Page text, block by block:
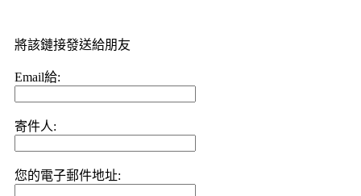
將該鏈接發送給朋友
Email給:
寄件人:
您的電子郵件地址: